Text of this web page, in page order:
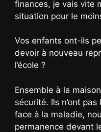
finances, je vais vite
situation pour le
Vos enfants ont-ils
devoir à nouveau
l’école ?
Ensemble à la
sécurité. Ils n’ont
face à la maladie,
permanence devant